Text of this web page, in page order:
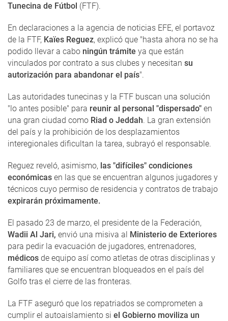
Tunecina de Fútbol (FTF).
En declaraciones a la agencia de noticias EFE, el portavoz
de la FTF, Kaïes Reguez, explicó que "hasta ahora no se ha
podido llevar a cabo ningún trámite ya que están
vinculados por contrato a sus clubes y necesitan su
autorización para abandonar el país".
Las autoridades tunecinas y la FTF buscan una solución
"lo antes posible" para reunir al personal "dispersado" en
una gran ciudad como Riad o Jeddah. La gran extensión
del país y la prohibición de los desplazamientos
interegionales dificultan la tarea, subrayó el responsable.
Reguez reveló, asimismo, las "difíciles" condiciones
económicas en las que se encuentran algunos jugadores y
técnicos cuyo permiso de residencia y contratos de trabajo
expirarán próximamente.
El pasado 23 de marzo, el presidente de la Federación,
Wadii Al Jari, envió una misiva al Ministerio de Exteriores
para pedir la evacuación de jugadores, entrenadores,
médicos de equipo así como atletas de otras disciplinas y
familiares que se encuentran bloqueados en el país del
Golfo tras el cierre de las fronteras.
La FTF aseguró que los repatriados se comprometen a
cumplir el autoaislamiento si el Gobierno moviliza un